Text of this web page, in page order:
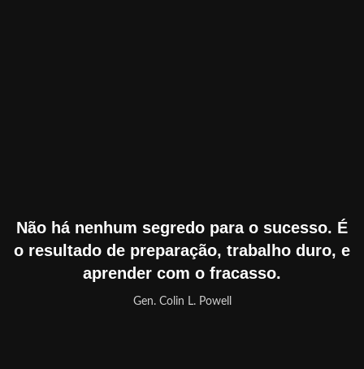
Não há nenhum segredo para o sucesso. É
o resultado de preparação, trabalho duro, e
aprender com o fracasso.
Gen. Colin L. Powell